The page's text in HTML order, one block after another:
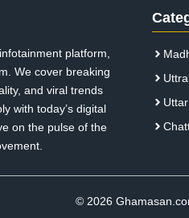
platform,
We cover breaking
and viral trends
with today’s digital
on the pulse of the
© 2026